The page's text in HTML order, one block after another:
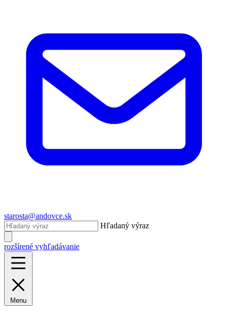
starosta@andovce.sk
Hľadaný výraz
rozšírené vyhľadávanie
Menu